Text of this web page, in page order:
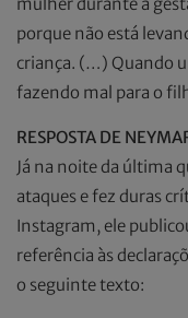
porque não está
criança. (…) Quando
fazendo mal para o
RESPOSTA DE
Já na noite da última
ataques e fez duras
Instagram, ele
referência às
o seguinte texto: